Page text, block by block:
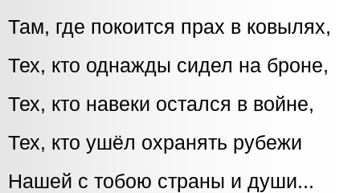
Там, где покоится прах в ковылях,
Тех, кто однажды сидел на броне,
Тех, кто навеки остался в войне,
Тех, кто ушёл охранять рубежи
Нашей с тобою страны и души...